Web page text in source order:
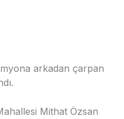
arkadan çarpan
Mithat Özsan